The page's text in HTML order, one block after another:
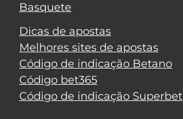
Basquete
Dicas de apostas
Melhores sites de apostas
Código de indicação Betano
Código bet365
Código de indicação Superbet